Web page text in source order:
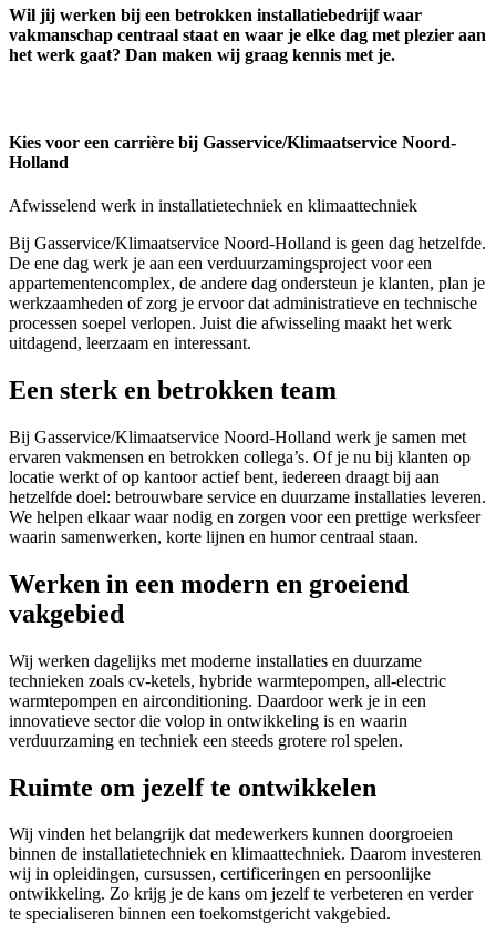
Wil jij werken bij een betrokken installatiebedrijf waar
vakmanschap centraal staat en waar je elke dag met plezier aan
het werk gaat? Dan maken wij graag kennis met je.
Kies voor een carrière bij Gasservice/Klimaatservice Noord-
Holland
Afwisselend werk in installatietechniek en klimaattechniek
Bij Gasservice/Klimaatservice Noord-Holland is geen dag hetzelfde.
De ene dag werk je aan een verduurzamingsproject voor een
appartementencomplex, de andere dag ondersteun je klanten, plan je
werkzaamheden of zorg je ervoor dat administratieve en technische
processen soepel verlopen. Juist die afwisseling maakt het werk
uitdagend, leerzaam en interessant.
Een sterk en betrokken team
Bij Gasservice/Klimaatservice Noord-Holland werk je samen met
ervaren vakmensen en betrokken collega’s. Of je nu bij klanten op
locatie werkt of op kantoor actief bent, iedereen draagt bij aan
hetzelfde doel: betrouwbare service en duurzame installaties leveren.
We helpen elkaar waar nodig en zorgen voor een prettige werksfeer
waarin samenwerken, korte lijnen en humor centraal staan.
Werken in een modern en groeiend
vakgebied
Wij werken dagelijks met moderne installaties en duurzame
technieken zoals cv-ketels, hybride warmtepompen, all-electric
warmtepompen en airconditioning. Daardoor werk je in een
innovatieve sector die volop in ontwikkeling is en waarin
verduurzaming en techniek een steeds grotere rol spelen.
Ruimte om jezelf te ontwikkelen
Wij vinden het belangrijk dat medewerkers kunnen doorgroeien
binnen de installatietechniek en klimaattechniek. Daarom investeren
wij in opleidingen, cursussen, certificeringen en persoonlijke
ontwikkeling. Zo krijg je de kans om jezelf te verbeteren en verder
te specialiseren binnen een toekomstgericht vakgebied.